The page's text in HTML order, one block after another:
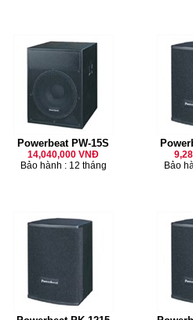
Powerbeat PW-15S
14,040,000 VNĐ
Bảo hành : 12 tháng
Bảo